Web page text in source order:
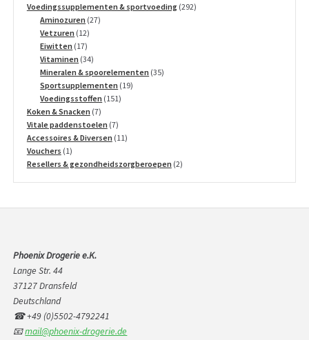
producten
Voedingssupplementen & sportvoeding 292292
Aminozuren 2727
Vetzuren 1212
producten
Eiwitten 1717
producten
Vitaminen 3434
producten
Mineralen & spoorelementen 3535
Sportsupplementen 1919
Voedingsstoffen 151151
Koken & Snacken 77
producten
Vitale paddenstoelen 77
producten
Accessoires & Diversen 1111
Vouchers 11
product
Resellers & gezondheidszorgberoepen 22
Phoenix Drogerie e.K.
Lange Str. 44
37127 Dransfeld
Deutschland
☎ +49 (0)5502-4792241
📧mail@phoenix-drogerie.de